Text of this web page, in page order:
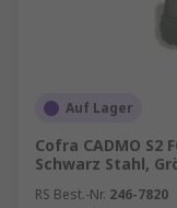
Auf Lager
Cofra CADMO S2
Schwarz Stahl,
RS Best.-Nr. 246-7820